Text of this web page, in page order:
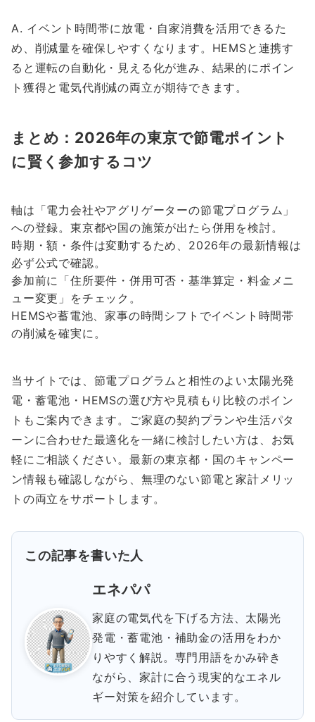
A. イベント時間帯に放電・自家消費を活用できるた
め、削減量を確保しやすくなります。HEMSと連携す
ると運転の自動化・見える化が進み、結果的にポイン
ト獲得と電気代削減の両立が期待できます。
まとめ：2026年の東京で節電ポイント
に賢く参加するコツ
軸は「電力会社やアグリゲーターの節電プログラム」
への登録。東京都や国の施策が出たら併用を検討。
時期・額・条件は変動するため、2026年の最新情報は
必ず公式で確認。
参加前に「住所要件・併用可否・基準算定・料金メニ
ュー変更」をチェック。
HEMSや蓄電池、家事の時間シフトでイベント時間帯
の削減を確実に。
当サイトでは、節電プログラムと相性のよい太陽光発
電・蓄電池・HEMSの選び方や見積もり比較のポイン
トもご案内できます。ご家庭の契約プランや生活パタ
ーンに合わせた最適化を一緒に検討したい方は、お気
軽にご相談ください。最新の東京都・国のキャンペー
ン情報も確認しながら、無理のない節電と家計メリッ
トの両立をサポートします。
この記事を書いた人
エネパパ
家庭の電気代を下げる方法、太陽光
発電・蓄電池・補助金の活用をわか
りやすく解説。専門用語をかみ砕き
ながら、家計に合う現実的なエネル
ギー対策を紹介しています。